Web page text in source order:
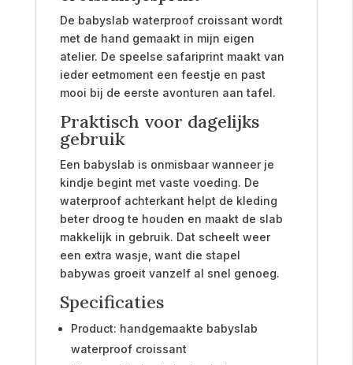
De babyslab waterproof croissant wordt
met de hand gemaakt in mijn eigen
atelier. De speelse safariprint maakt van
ieder eetmoment een feestje en past
mooi bij de eerste avonturen aan tafel.
Praktisch voor dagelijks
gebruik
Een babyslab is onmisbaar wanneer je
kindje begint met vaste voeding. De
waterproof achterkant helpt de kleding
beter droog te houden en maakt de slab
makkelijk in gebruik. Dat scheelt weer
een extra wasje, want die stapel
babywas groeit vanzelf al snel genoeg.
Specificaties
Product: handgemaakte babyslab
waterproof croissant